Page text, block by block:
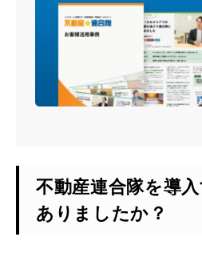
不動産連合隊を導
ありましたか？